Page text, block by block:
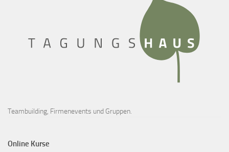
Teambuilding, Firmenevents und Gruppen.
Online Kurse